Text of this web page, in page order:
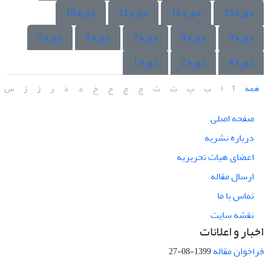
دوره 13
دوره 12 دوره 11
دوره 10
دوره 9
دوره 8 دوره 7 دوره 6
دوره 5
دوره 4
دوره 2 دوره 1
همه آ ا ب پ ت ث ج چ ح خ د ذ ر ز ژ س
صفحه اصلی
درباره نشریه
اعضای هیات تحریریه
ارسال مقاله
تماس با ما
نقشه سایت
اخبار و اعلانات
فراخوان مقاله1399-08-27